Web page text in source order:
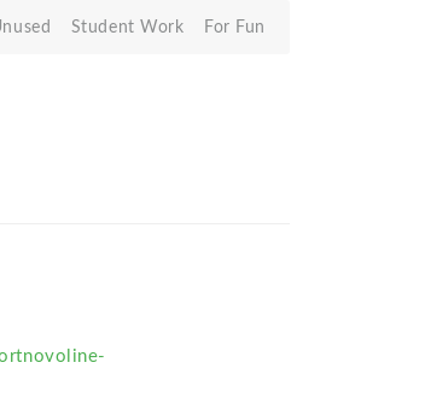
Student Work For Fun